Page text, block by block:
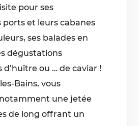
pour ses
et leurs cabanes
ses balades en
dégustations
ou … de caviar !
Bains, vous
une jetée
de long offrant un